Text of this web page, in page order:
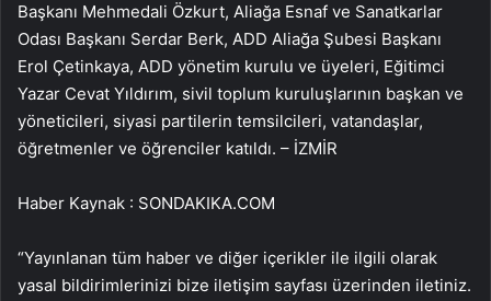
Başkanı Mehmedali Özkurt, Aliağa Esnaf ve Sanatkarlar
Odası Başkanı Serdar Berk, ADD Aliağa Şubesi Başkanı
Erol Çetinkaya, ADD yönetim kurulu ve üyeleri, Eğitimci
Yazar Cevat Yıldırım, sivil toplum kuruluşlarının başkan ve
yöneticileri, siyasi partilerin temsilcileri, vatandaşlar,
öğretmenler ve öğrenciler katıldı. – İZMİR
Haber Kaynak : SONDAKIKA.COM
“Yayınlanan tüm haber ve diğer içerikler ile ilgili olarak
yasal bildirimlerinizi bize iletişim sayfası üzerinden iletiniz.